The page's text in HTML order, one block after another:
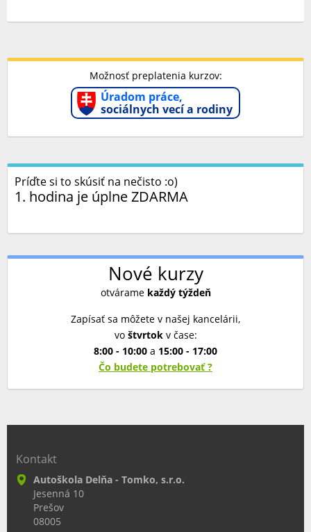
Možnosť preplatenia kurzov:
Úradom práce,
sociálnych vecí a rodiny
Príďte si to skúsiť na nečisto :o)
1. hodina je úplne ZDARMA
Nové kurzy
otvárame každý týždeň
Zapísať sa môžete v našej kancelárii,
vo štvrtokv čase:
8:00 - 10:00 a 15:00 - 17:00
Čo budete potrebovať ?
Kontakt
Autoškola Delňa - Tomko, s.r.o.
Jesenná 10
Prešov
08005